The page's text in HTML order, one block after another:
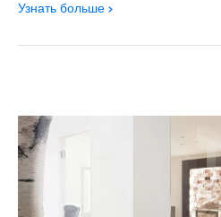
Узнать больше